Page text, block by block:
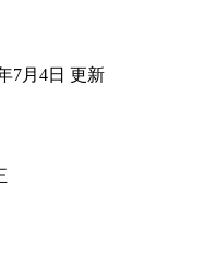
7月4日 更新